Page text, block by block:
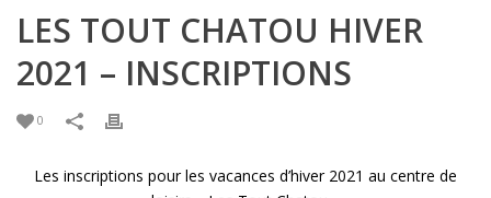
LES TOUT CHATOU HIVER
2021 – INSCRIPTIONS
0
Les inscriptions pour les vacances d’hiver 2021 au centre de